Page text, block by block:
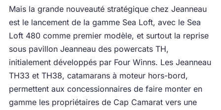
Mais la grande nouveauté stratégique chez Jeanneau
est le lancement de la gamme Sea Loft, avec le Sea
Loft 480 comme premier modèle, et surtout la reprise
sous pavillon Jeanneau des powercats TH,
initialement développés par Four Winns. Les Jeanneau
TH33 et TH38, catamarans à moteur hors-bord,
permettent aux concessionnaires de faire monter en
gamme les propriétaires de Cap Camarat vers une